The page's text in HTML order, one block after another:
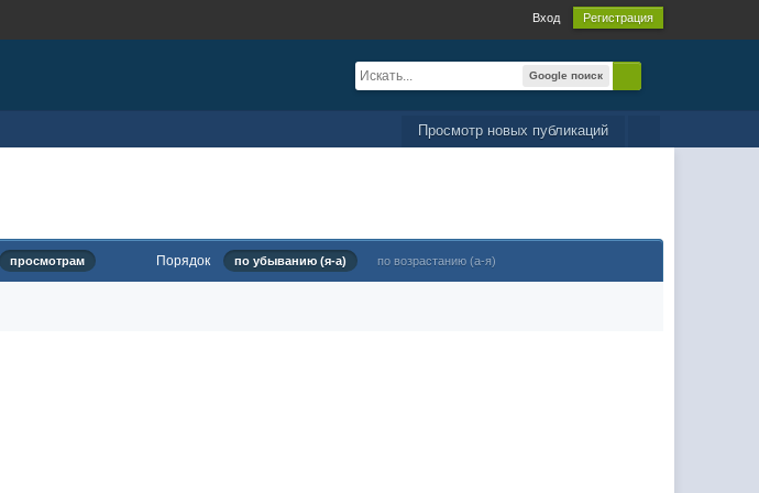
Вход Регистрация
Google поиск
Просмотр новых публикаций
просмотрам Порядок по убыванию (я-а) по возрастанию (а-я)